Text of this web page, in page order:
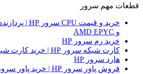
قطعات مهم سرور
و AMD EPYC
خرید رم سرور HP
کارت شبکه سرور HP | خرید کارت شبکه HP
هارد سرور HP